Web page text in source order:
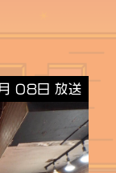
08日 放送